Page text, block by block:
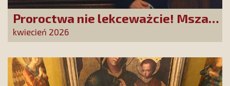
Proroctwa nie lekceważcie! Msza
Święta na Jasnej Górze –
dziękujemy za Waszą obecność!
kwiecień 2026